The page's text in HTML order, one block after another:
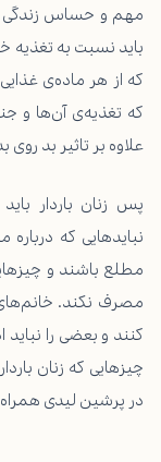
مهم و حساس زندگی
باید نسبت به تغذیه
که از هر ماده‌ی
که تغذیه‌ی آن‌ها و
علاوه بر تاثیر بد
پس زنان باردار
نبایدهایی که
مطلع باشند و
مصرف نکند. خانم‌های
کنند و بعضی را
چیزهایی که زنان
در پرشین لیدی